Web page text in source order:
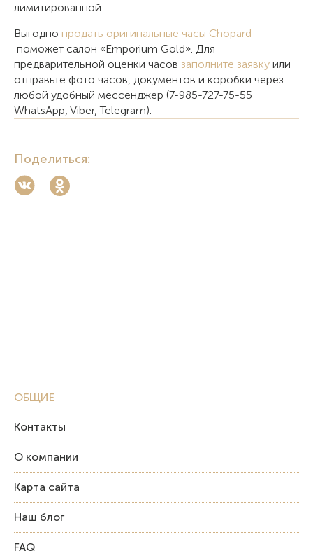
лимитированной.
Выгодно продать оригинальные часы Chopard
поможет салон «Emporium Gold». Для
предварительной оценки часов заполните заявку или
отправьте фото часов, документов и коробки через
любой удобный мессенджер (7-985-727-75-55
WhatsApp, Viber, Telegram).
Поделиться:
ОБЩИЕ
Контакты
О компании
Карта сайта
Наш блог
FAQ